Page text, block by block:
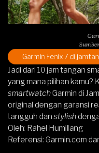
Garmin Fenix 7 di
Jadi dari 10 jam tangan
yang mana pilihan kamu?
smartwatchGarmin di
original dengan garansi
tangguh dan stylish
Oleh: Rahel Humillang
Referensi: Garmin.com